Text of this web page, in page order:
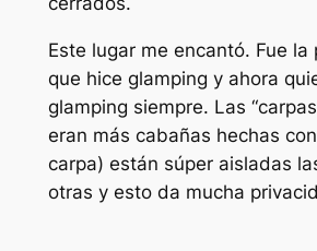
Este lugar me encantó. Fue la
que hice glamping y ahora
glamping siempre. Las
eran más cabañas hechas
carpa) están súper aisladas
otras y esto da mucha